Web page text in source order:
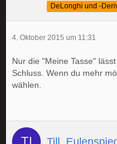
4. Oktober 2015 um 11:31
Nur die "Meine Tasse"
Schluss. Wenn du mehr
wählen.